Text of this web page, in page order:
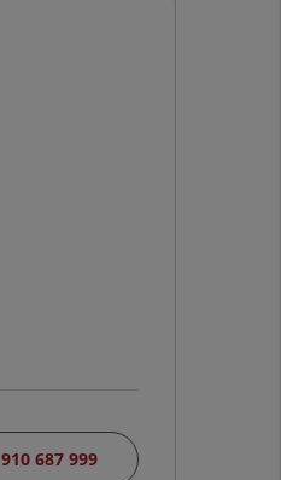
910 687 999